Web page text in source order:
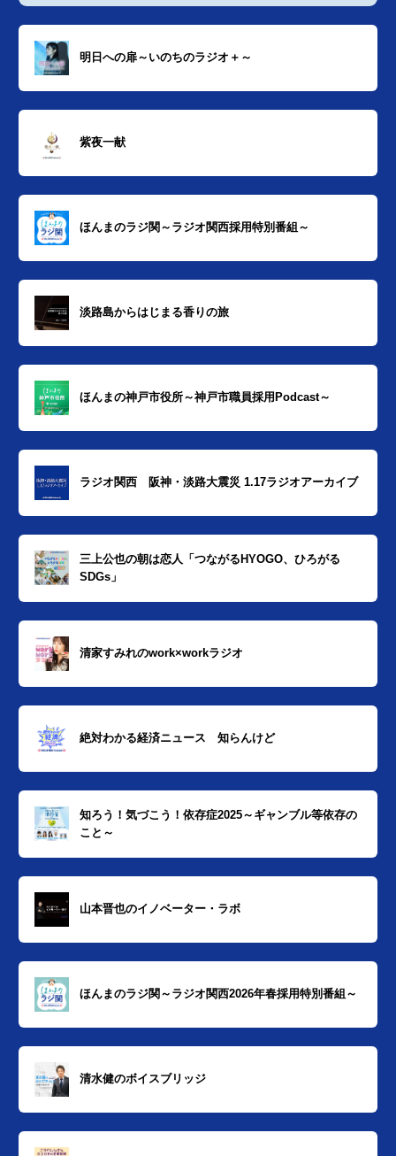
明日への扉～いのちのラジオ＋～
紫夜一献
ほんまのラジ関～ラジオ関西採用特別番組～
淡路島からはじまる香りの旅
ほんまの神戸市役所～神戸市職員採用Podcast～
ラジオ関西 阪神・淡路大震災 1.17ラジオアーカイブ
三上公也の朝は恋人「つながるHYOGO、ひろがる
SDGs」
清家すみれのwork×workラジオ
絶対わかる経済ニュース 知らんけど
知ろう！気づこう！依存症2025～ギャンブル等依存の
こと～
山本晋也のイノベーター・ラボ
ほんまのラジ関～ラジオ関西2026年春採用特別番組～
清水健のボイスブリッジ